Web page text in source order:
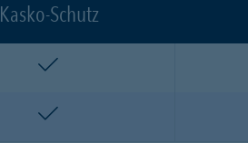
Kasko-Schutz